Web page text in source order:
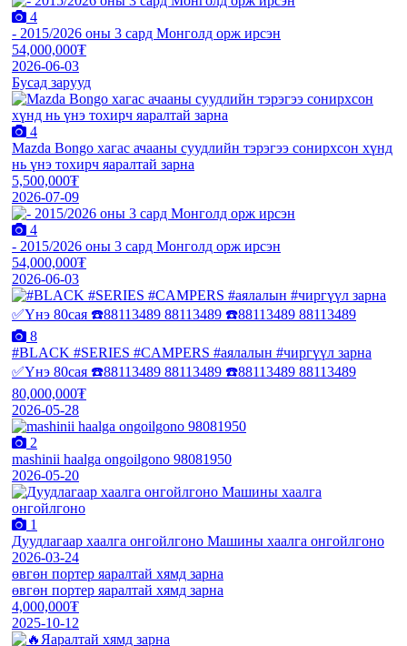
4
- 2015/2026 оны 3 сард Монголд орж ирсэн
54,000,000₮
2026-06-03
Бусад зарууд
4
Mazda Bongo хагас ачааны суудлийн тэрэгээ сонирхсон хүнд
нь үнэ тохирч яаралтай зарна
5,500,000₮
2026-07-09
4
- 2015/2026 оны 3 сард Монголд орж ирсэн
54,000,000₮
2026-06-03
8
#BLACK #SERIES #CAMPERS #аялалын #чиргүүл зарна
✅Үнэ 80сая ☎️88113489 88113489 ☎️88113489 88113489
80,000,000₮
2026-05-28
2
mashinii haalga ongoilgono 98081950
2026-05-20
1
Дуудлагаар хаалга онгойлгоно Машины хаалга онгойлгоно
2026-03-24
өвгөн портер яаралтай хямд зарна
өвгөн портер яаралтай хямд зарна
4,000,000₮
2025-10-12